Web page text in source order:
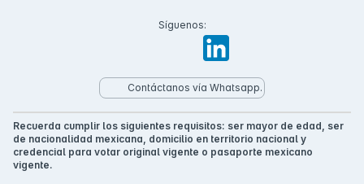
Síguenos:
Contáctanos vía Whatsapp.
Recuerda cumplir los siguientes requisitos: ser mayor de edad, ser
de nacionalidad mexicana, domicilio en territorio nacional y
credencial para votar original vigente o pasaporte mexicano
vigente.